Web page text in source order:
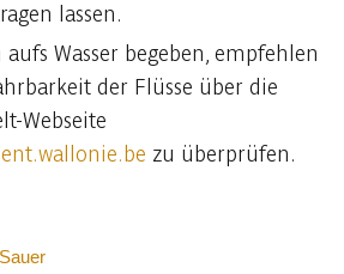
lassen.
Wasser begeben, empfehlen
der Flüsse über die
Webseite
zu überprüfen.